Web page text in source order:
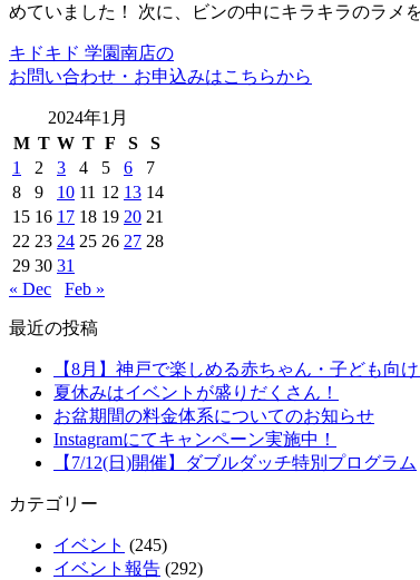
めていました！ 次に、ビンの中にキラキラのラメ
キドキド 学園南店の
お問い合わせ・お申込みはこちらから
2024年1月
M T W T F S
S
1
2 3 4 5 6
7
8
9 10 11 12 13 14
15 16 17 18 19 20 21
22 23 24 25 26 27 28
29 30 31
« Dec
Feb »
最近の投稿
【8月】神戸で楽しめる赤ちゃん・子ども向
夏休みはイベントが盛りだくさん！
お盆期間の料金体系についてのお知らせ
Instagramにてキャンペーン実施中！
【7/12(日)開催】ダブルダッチ特別プログラム
カテゴリー
イベント (245)
イベント報告 (292)